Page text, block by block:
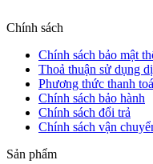
Chính sách
Chính sách bảo mật
Thoả thuận sử dụng
Phương thức thanh
Chính sách bảo hành
Chính sách đổi trả
Chính sách vận
Sản phẩm